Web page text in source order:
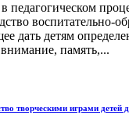
педагогическом
воспитательно-
дать детям
память,...
творческими играми детей